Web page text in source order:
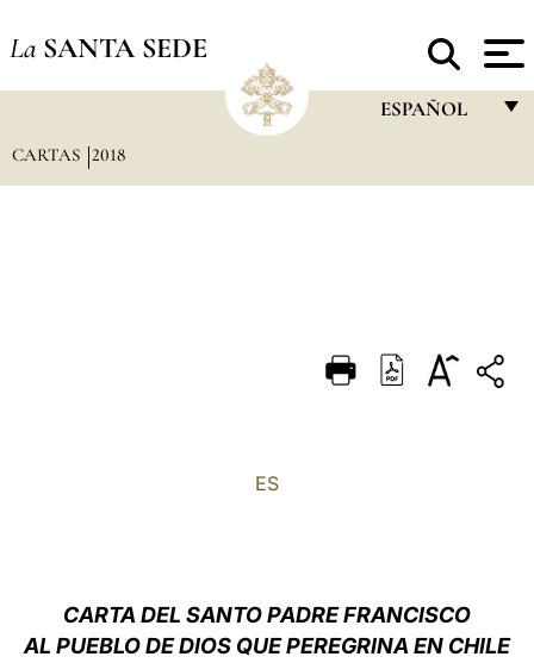
La SANTA SEDE
ESPAÑOL
DEUTSCH
CARTAS 2018
ES
CARTA DEL SANTO PADRE FRANCISCO
AL PUEBLO DE DIOS QUE PEREGRINA EN CHILE